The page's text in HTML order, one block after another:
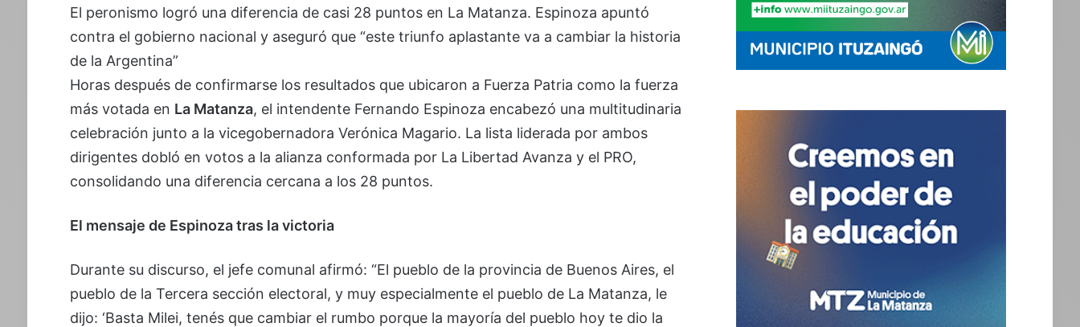
El peronismo logró una diferencia de casi 28 puntos en La Matanza. Espinoza apuntó
contra el gobierno nacional y aseguró que “este triunfo aplastante va a cambiar la historia
de la Argentina”
Horas después de confirmarse los resultados que ubicaron a Fuerza Patria como la fuerza
más votada en La Matanza, el intendente Fernando Espinoza encabezó una multitudinaria
celebración junto a la vicegobernadora Verónica Magario. La lista liderada por ambos
dirigentes dobló en votos a la alianza conformada por La Libertad Avanza y el PRO,
consolidando una diferencia cercana a los 28 puntos.
El mensaje de Espinoza tras la victoria
Durante su discurso, el jefe comunal afirmó: “El pueblo de la provincia de Buenos Aires, el
pueblo de la Tercera sección electoral, y muy especialmente el pueblo de La Matanza, le
dijo: ‘Basta Milei, tenés que cambiar el rumbo porque la mayoría del pueblo hoy te dio la